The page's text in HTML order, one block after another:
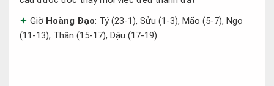
Giờ Hoàng Đạo: Tý (23-1), Sửu (1-3), Mão (5-7), Ngọ
(11-13), Thân (15-17), Dậu (17-19)